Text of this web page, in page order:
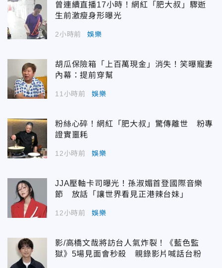
曾連續直播17小時！網紅「肥大叔」驟逝
生前激瘦身形曝光
2小時前 娛樂
胡瓜保險箱「上百萬現金」消失！笑曝寵妻
內幕：提前穿幫
11小時前 娛樂
粉絲心碎！網紅「肥大叔」驚傳離世 粉專
證實噩耗
12小時前 娛樂
JJA壓軸卡司曝光！孫淑媚首登國際音樂
節 放話「讓世界看見正港辣台妹」
12小時前 娛樂
影/高橋文哉將訪台人氣炸裂！《藍色監
獄》5場見面會秒殺 親錄影片喊話台粉